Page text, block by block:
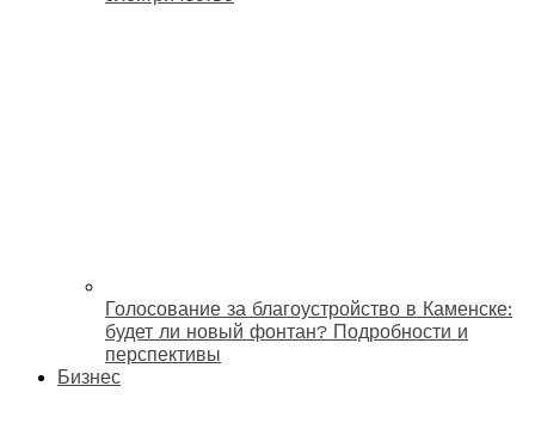
Голосование за благоустройство в Каменске:
будет ли новый фонтан? Подробности и
перспективы
Бизнес